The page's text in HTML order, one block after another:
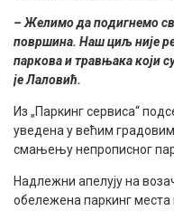
– Желимо да подигнемо
површина. Наш циљ није
паркова и травњака који
је Лаловић.
Из „Паркинг сервиса“
уведена у већим
смањењу непрописног
Надлежни апелују на
обележена паркинг места